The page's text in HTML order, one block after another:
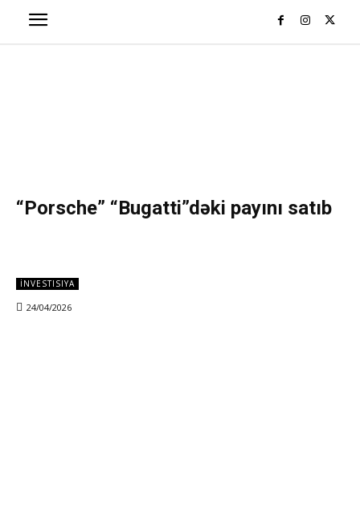
“Porsche” “Bugatti”dəki payını satıb
İNVESTISIYA
24/04/2026